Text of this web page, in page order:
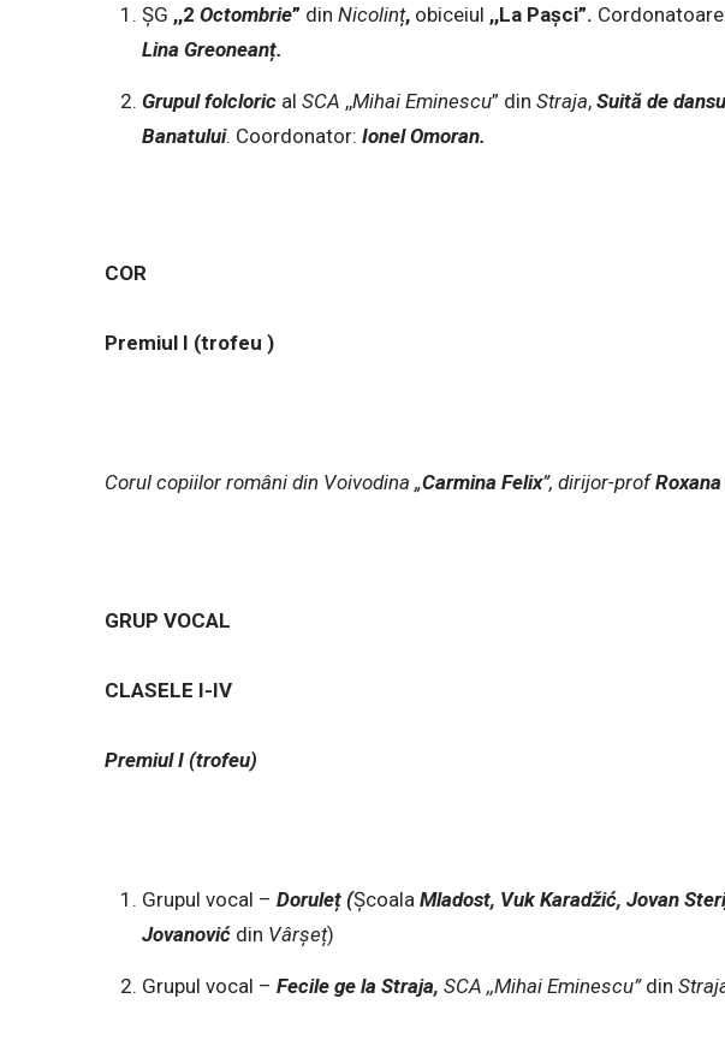
ȘG ,,2 Octombrie” din Nicolinț, obiceiul ,,La Pașci”. Cordonatoare
Lina Greoneanț.
Grupul folclorical SCA ,,Mihai Eminescu” din Straja, Suită de
Banatului. Coordonator: Ionel Omoran.
COR
Premiul I (trofeu )
Corul copiilor români din Voivodina „Carmina Felix”, dirijor-prof
GRUP VOCAL
CLASELE I-IV
Premiul I (trofeu)
Grupul vocal – Doruleț (ȘcoalaMladost, Vuk Karadžić, Jovan
Jovanovićdin Vârșeț)
Grupul vocal – Fecile ge la Straja, SCA ,,Mihai Eminescu” din